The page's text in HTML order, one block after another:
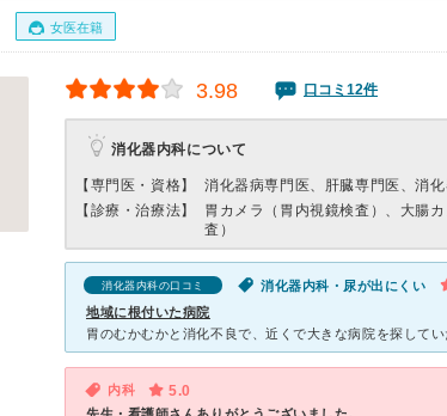
女医在籍
3.98 口コミ12件
消化器内科について
【専門医・資格】
消化器病専門医、肝臓専門医、消
【診療・治療法】
胃カメラ（胃内視鏡検査）、大腸
査）
消化器内科の口コミ 消化器内科・尿が出にくい
地域に根付いた病院
内科 5.0